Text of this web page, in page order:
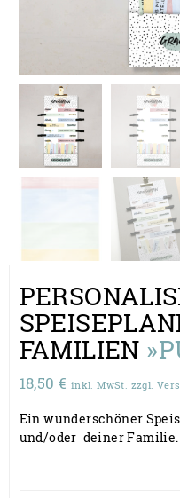
FAMILIEN
18,50 € inkl. MwSt. zzgl.
Ein wunderschöner
und/oder deiner Familie.